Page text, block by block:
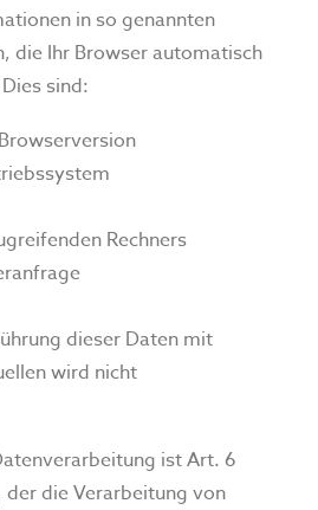
in so genannten
die Ihr Browser automatisch
sind:
Rechners
dieser Daten mit
wird nicht
ist Art. 6
der die Verarbeitung von